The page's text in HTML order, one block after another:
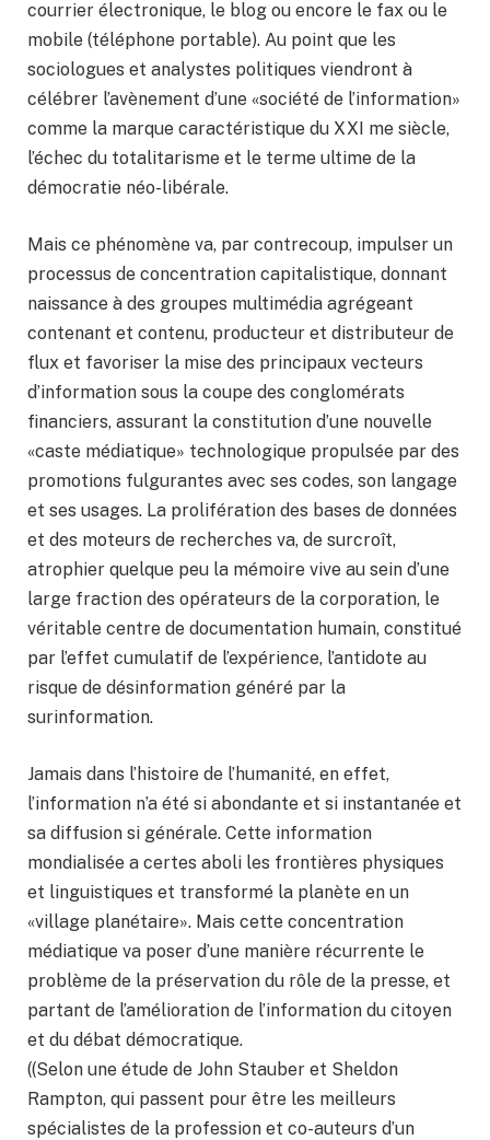
courrier électronique, le blog ou encore le fax ou le
mobile (téléphone portable). Au point que les
sociologues et analystes politiques viendront à
célébrer l’avènement d’une «société de l’information»
comme la marque caractéristique du XXI me siècle,
l’échec du totalitarisme et le terme ultime de la
démocratie néo-libérale.
Mais ce phénomène va, par contrecoup, impulser un
processus de concentration capitalistique, donnant
naissance à des groupes multimédia agrégeant
contenant et contenu, producteur et distributeur de
flux et favoriser la mise des principaux vecteurs
d’information sous la coupe des conglomérats
financiers, assurant la constitution d’une nouvelle
«caste médiatique» technologique propulsée par des
promotions fulgurantes avec ses codes, son langage
et ses usages. La prolifération des bases de données
et des moteurs de recherches va, de surcroît,
atrophier quelque peu la mémoire vive au sein d’une
large fraction des opérateurs de la corporation, le
véritable centre de documentation humain, constitué
par l’effet cumulatif de l’expérience, l’antidote au
risque de désinformation généré par la
surinformation.
Jamais dans l’histoire de l’humanité, en effet,
l’information n’a été si abondante et si instantanée et
sa diffusion si générale. Cette information
mondialisée a certes aboli les frontières physiques
et linguistiques et transformé la planète en un
«village planétaire». Mais cette concentration
médiatique va poser d’une manière récurrente le
problème de la préservation du rôle de la presse, et
partant de l’amélioration de l’information du citoyen
et du débat démocratique.
((Selon une étude de John Stauber et Sheldon
Rampton, qui passent pour être les meilleurs
spécialistes de la profession et co-auteurs d’un